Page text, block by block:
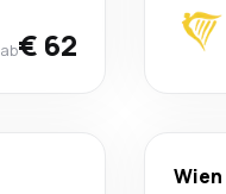
ab€ 62
Wien